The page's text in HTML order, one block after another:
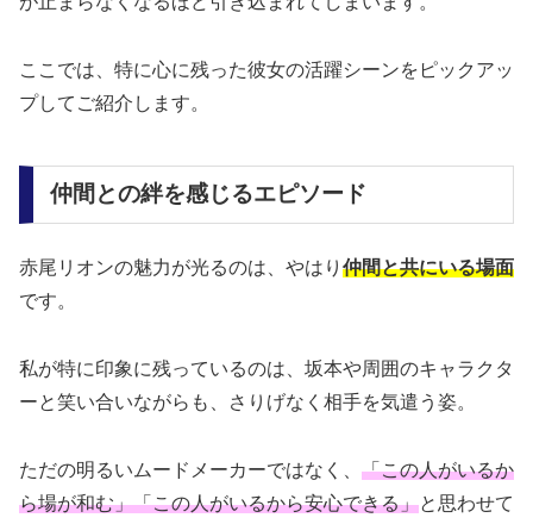
ここでは、特に心に残った彼女の活躍シーンをピックアッ
プしてご紹介します。
仲間との絆を感じるエピソード
赤尾リオンの魅力が光るのは、やはり 仲間と共にいる場面
です。
私が特に印象に残っているのは、坂本や周囲のキャラクタ
ーと笑い合いながらも、さりげなく相手を気遣う姿。
ただの明るいムードメーカーではなく、 「この人がいるか
ら場が和む」「この人がいるから安心できる」と思わせて